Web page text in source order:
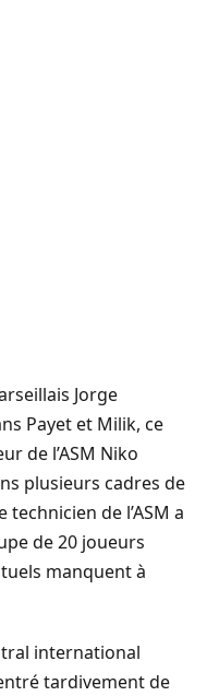
Jorge
Payet et Milik, ce
de l’ASM Niko
plusieurs cadres de
de l’ASM a
de 20 joueurs
manquent à
international
tardivement de